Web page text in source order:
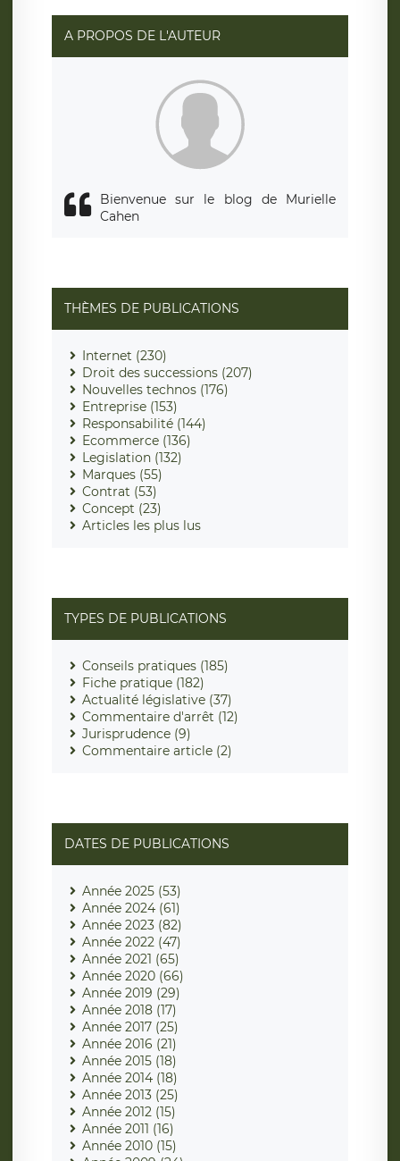
A PROPOS DE L'AUTEUR
Bienvenue sur le blog de Murielle
Cahen
THÈMES DE PUBLICATIONS
Internet (230)
Droit des successions (207)
Nouvelles technos (176)
Entreprise (153)
Responsabilité (144)
Ecommerce (136)
Legislation (132)
Marques (55)
Contrat (53)
Concept (23)
Articles les plus lus
TYPES DE PUBLICATIONS
Conseils pratiques (185)
Fiche pratique (182)
Actualité législative (37)
Commentaire d'arrêt (12)
Jurisprudence (9)
Commentaire article (2)
DATES DE PUBLICATIONS
Année 2025 (53)
Année 2024 (61)
Année 2023 (82)
Année 2022 (47)
Année 2021 (65)
Année 2020 (66)
Année 2019 (29)
Année 2018 (17)
Année 2017 (25)
Année 2016 (21)
Année 2015 (18)
Année 2014 (18)
Année 2013 (25)
Année 2012 (15)
Année 2011 (16)
Année 2010 (15)